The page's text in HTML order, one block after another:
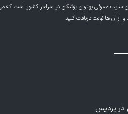
سایت معرفی بهترین پزشکان در سراسر کشور است که
آن ها نوبت دریافت کنید
در پردیس